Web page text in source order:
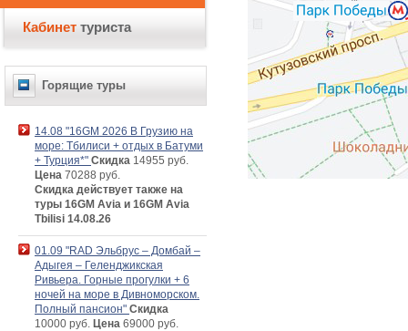
Кабинет туриста
Горящие туры
14.08 "16GM 2026 В Грузию на
море: Тбилиси + отдых в Батуми
+ Турция*" Скидка 14955 руб.
Цена 70288 руб.
Скидка действует также на
туры 16GM Avia и 16GM Avia
Tbilisi 14.08.26
01.09 "RAD Эльбрус – Домбай –
Адыгея – Геленджикская
Ривьера. Горные прогулки + 6
ночей на море в Дивноморском.
Полный пансион" Скидка
10000 руб. Цена 69000 руб.